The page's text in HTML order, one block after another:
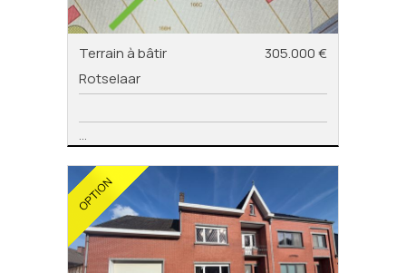
Terrain à bâtir
305.000 €
Rotselaar
...